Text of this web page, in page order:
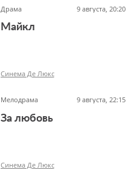
Драма 9 августа, 20:20
Майкл
Синема Де Люкс
Мелодрама 9 августа, 22:15
За любовь
Синема Де Люкс